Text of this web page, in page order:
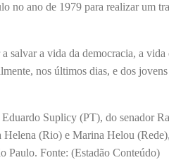
no ano de 1979 para realizar um
salvar a vida da democracia, a vida
nos últimos dias, e dos
Suplicy (PT), do senador
Helena (Rio) e Marina Helou
Paulo. Fonte: (Estadão Conteúdo)